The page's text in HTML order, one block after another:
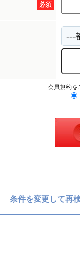
必須
会員規約を
条件を変更して再